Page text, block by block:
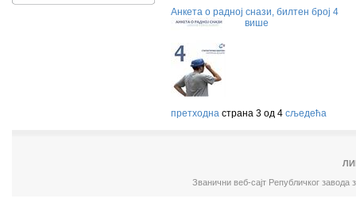
Анкета о радној снази, билтен број 4
више
претходна страна 3 од 4 сљедећа
Званични веб-сајт Републичког